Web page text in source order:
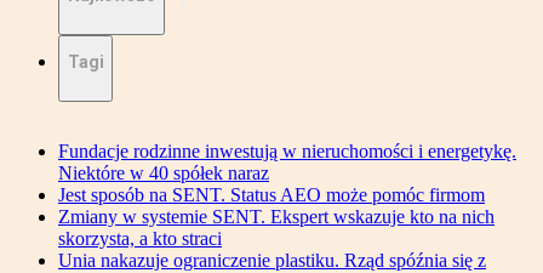
Tagi
Fundacje rodzinne inwestują w nieruchomości i energetykę.
Niektóre w 40 spółek naraz
Jest sposób na SENT. Status AEO może pomóc firmom
Zmiany w systemie SENT. Ekspert wskazuje kto na nich
skorzysta, a kto straci
Unia nakazuje ograniczenie plastiku. Rząd spóźnia się z